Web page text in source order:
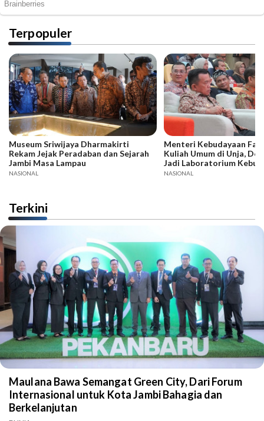
Terpopuler
Museum Sriwijaya Dharmakirti
Rekam Jejak Peradaban dan Sejarah
Jambi Masa Lampau
NASIONAL
Menteri Kebudayaan
Kuliah Umum di Unja,
Jadi Laboratorium
NASIONAL
Terkini
Maulana Bawa Semangat Green City, Dari Forum
Internasional untuk Kota Jambi Bahagia dan
Berkelanjutan